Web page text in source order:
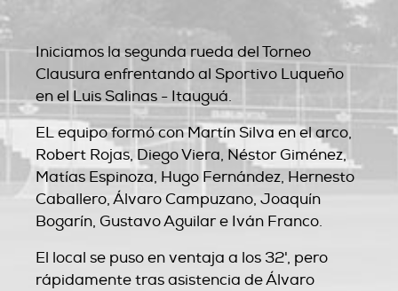
Iniciamos la segunda rueda del Torneo
Clausura enfrentando al Sportivo Luqueño
en el Luis Salinas - Itauguá.
EL equipo formó con Martín Silva en el arco,
Robert Rojas, Diego Viera, Néstor Giménez,
Matías Espinoza, Hugo Fernández, Hernesto
Caballero, Álvaro Campuzano, Joaquín
Bogarín, Gustavo Aguilar e Iván Franco.
El local se puso en ventaja a los 32', pero
rápidamente tras asistencia de Álvaro